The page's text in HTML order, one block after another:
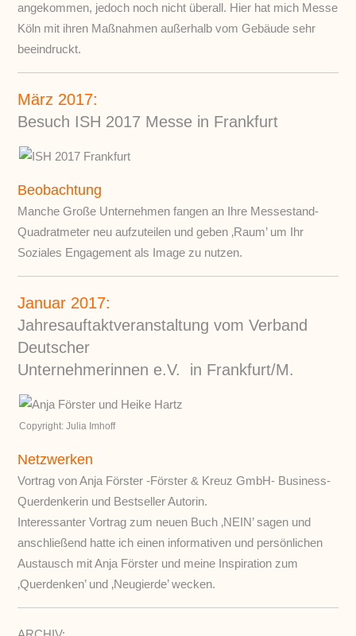
angekommen, jedoch noch nicht überall. Hier hat mich Messe
Köln mit ihren Maßnahmen außerhalb vom Gebäude sehr
beeindruckt.
März 2017:
Besuch ISH 2017 Messe in Frankfurt
Beobachtung
Manche Große Unternehmen fangen an Ihre Messestand-
Quadratmeter neu aufzuteilen und geben ‚Raum’ um Ihr
Soziales Engagement als Image zu nutzen.
Januar 2017:
Jahresauftaktveranstaltung vom Verband
Deutscher
Unternehmerinnen e.V. in Frankfurt/M.
Copyright: Julia Imhoff
Netzwerken
Vortrag von Anja Förster -Förster & Kreuz GmbH- Business-
Querdenkerin und Bestseller Autorin.
Interessanter Vortrag zum neuen Buch ‚NEIN’ sagen und
anschließend hatte ich einen informativen und persönlichen
Austausch mit Anja Förster und meine Inspiration zum
‚Querdenken’ und ‚Neugierde’ wecken.